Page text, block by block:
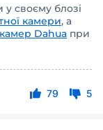
своєму блозі
камери, а
Dahua при
79 5